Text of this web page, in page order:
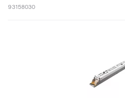
93158030